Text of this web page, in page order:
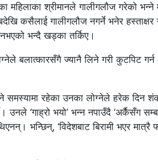
महिलाका श्रीमानले गालीगलौज गरेको
कसैलाई गालीगलौज नगर्ने भनेर
भन्दै खड्का तर्किए।
बलात्कारसँगै ज्यानै लिने गरी कुटपिट
समस्यामा रहेका उनका लोग्नेले हरेक
उनले ‘गाह्रो भयो’ भन्न नपाउँदै ‘अर्कैसँग
भन्छिन्, ‘विदेशबाट बिरामी भएर